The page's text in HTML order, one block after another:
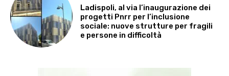
Ladispoli, al via l’inaugurazione dei
progetti Pnrr per l’inclusione
sociale: nuove strutture per fragili
e persone in difficoltà